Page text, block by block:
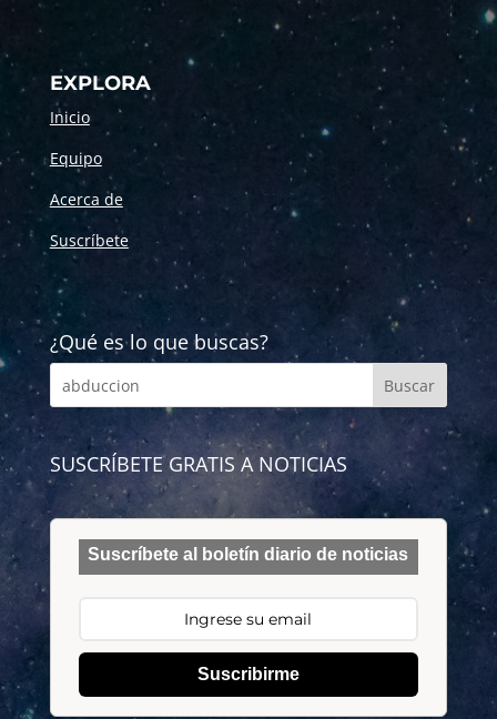
EXPLORA
Inicio
Equipo
Acerca de
Suscríbete
¿Qué es lo que buscas?
SUSCRÍBETE GRATIS A NOTICIAS
Suscríbete al boletín diario de noticias
Suscribirme